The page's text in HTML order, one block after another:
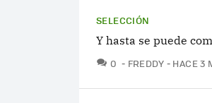
SELECCIÓN
Y hasta se puede
0 COMENTARIOS
FREDDY HACE 3